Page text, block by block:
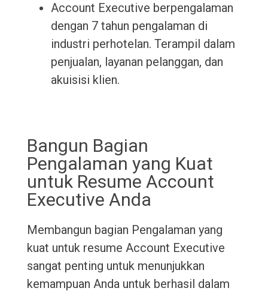
Account Executive berpengalaman
dengan 7 tahun pengalaman di
industri perhotelan. Terampil dalam
penjualan, layanan pelanggan, dan
akuisisi klien.
Bangun Bagian
Pengalaman yang Kuat
untuk Resume Account
Executive Anda
Membangun bagian Pengalaman yang
kuat untuk resume Account Executive
sangat penting untuk menunjukkan
kemampuan Anda untuk berhasil dalam